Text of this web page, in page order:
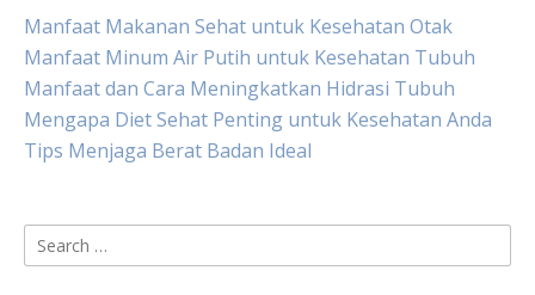
Manfaat Makanan Sehat untuk Kesehatan Otak
Manfaat Minum Air Putih untuk Kesehatan Tubuh
Manfaat dan Cara Meningkatkan Hidrasi Tubuh
Mengapa Diet Sehat Penting untuk Kesehatan Anda
Tips Menjaga Berat Badan Ideal
Search
for: